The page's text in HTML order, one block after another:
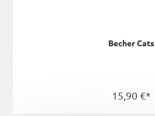
Becher Cats
15,90 €*